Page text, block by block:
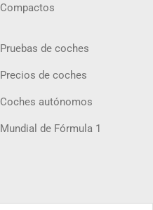
Compactos
Pruebas de coches
Precios de coches
Coches autónomos
Mundial de Fórmula 1